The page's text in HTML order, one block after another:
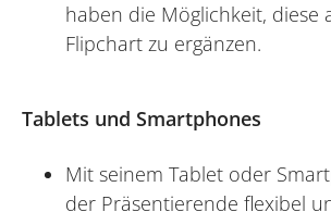
haben die Möglichkeit, diese
Flipchart zu ergänzen.
Tablets und Smartphones
Mit seinem Tablet oder
der Präsentierende flexibel